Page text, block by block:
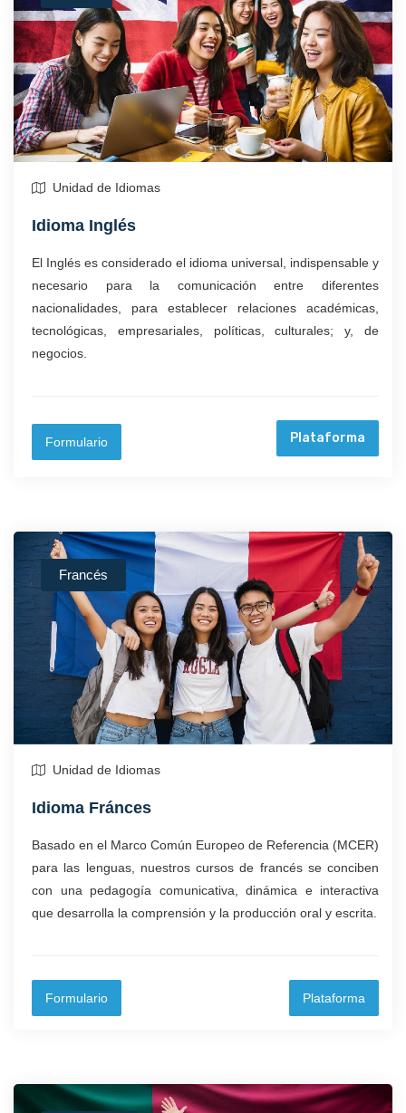
Unidad de Idiomas
Idioma Inglés
El Inglés es considerado el idioma universal, indispensable y
necesario para la comunicación entre diferentes
nacionalidades, para establecer relaciones académicas,
tecnológicas, empresariales, políticas, culturales; y, de
negocios.
Formulario Plataforma
Francés
Unidad de Idiomas
Idioma Fránces
Basado en el Marco Común Europeo de Referencia (MCER)
para las lenguas, nuestros cursos de francés se conciben
con una pedagogía comunicativa, dinámica e interactiva
que desarrolla la comprensión y la producción oral y escrita.
Formulario Plataforma